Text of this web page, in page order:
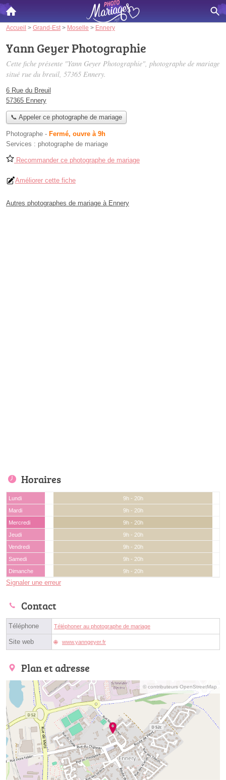
Accueil > Grand-Est > Moselle > Ennery
Yann Geyer Photographie
Cette fiche présente "Yann Geyer Photographie", photographe de mariage
situé rue du breuil, 57365 Ennery.
6 Rue du Breuil
57365 Ennery
📞 Appeler ce photographe de mariage
Photographe - Fermé, ouvre à 9h
Services : photographe de mariage
Recommander ce photographe de mariage
Améliorer cette fiche
Autres photographes de mariage à Ennery
Horaires
Lundi
9h - 20h
Mardi
9h - 20h
Mercredi
9h - 20h
Jeudi
9h - 20h
Vendredi
9h - 20h
Samedi
9h - 20h
Dimanche
9h - 20h
Signaler une erreur
Contact
Téléphone Téléphoner au photographe de mariage
Site web www.yanngeyer.fr
Plan et adresse
© contributeurs OpenStreetMap